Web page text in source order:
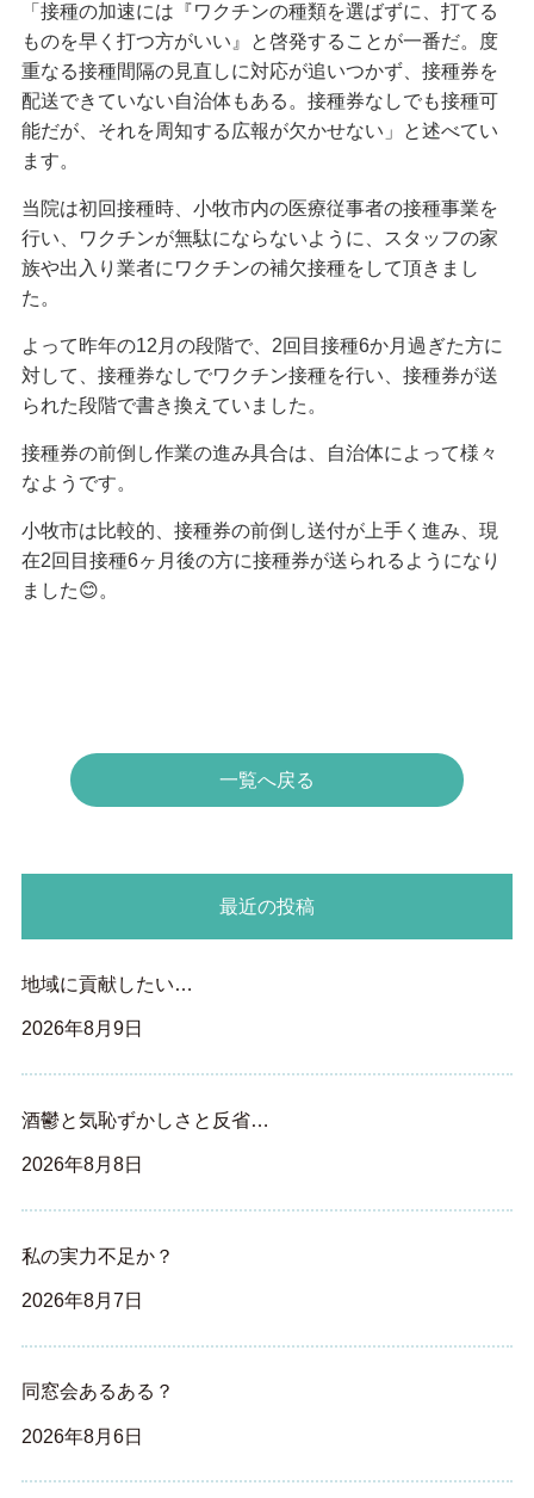
「接種の加速には『ワクチンの種類を選ばずに、打てる
ものを早く打つ方がいい』と啓発することが一番だ。度
重なる接種間隔の見直しに対応が追いつかず、接種券を
配送できていない自治体もある。接種券なしでも接種可
能だが、それを周知する広報が欠かせない」と述べてい
ます。
当院は初回接種時、小牧市内の医療従事者の接種事業を
行い、ワクチンが無駄にならないように、スタッフの家
族や出入り業者にワクチンの補欠接種をして頂きまし
た。
よって昨年の12月の段階で、2回目接種6か月過ぎた方に
対して、接種券なしでワクチン接種を行い、接種券が送
られた段階で書き換えていました。
接種券の前倒し作業の進み具合は、自治体によって様々
なようです。
小牧市は比較的、接種券の前倒し送付が上手く進み、現
在2回目接種6ヶ月後の方に接種券が送られるようになり
ました😊。
一覧へ戻る
最近の投稿
地域に貢献したい…
2026年8月9日
酒鬱と気恥ずかしさと反省…
2026年8月8日
私の実力不足か？
2026年8月7日
同窓会あるある？
2026年8月6日